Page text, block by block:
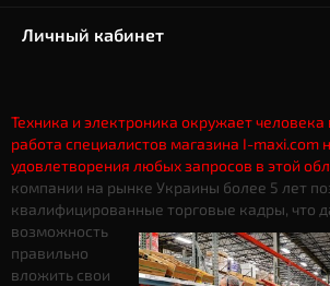
Личный кабинет
Техника и электроника окружает
работа специалистов магазина I-maxi.com
удовлетворения любых запросов в этой
компании на рынке Украины более 5 лет
квалифицированные торговые кадры, что
возможность
правильно
вложить свои